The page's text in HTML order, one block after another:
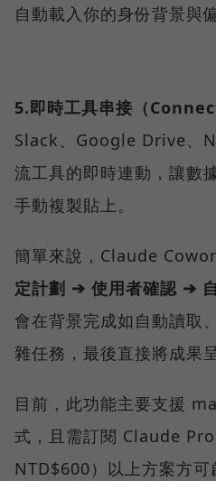
自動載入你的身份背景與
5.即時工具串接（
Slack、Google Drive、
流工具的即時連動，讓數
手動複製貼上。
簡單來說，Claude
定計劃 ➔ 使用者確認 ➔ 自
會在背景完成如自動讀取
雜任務，最後直接將成果
目前，此功能主要支援
式，且需訂閱 Claude
NTD$600）以上方案方可